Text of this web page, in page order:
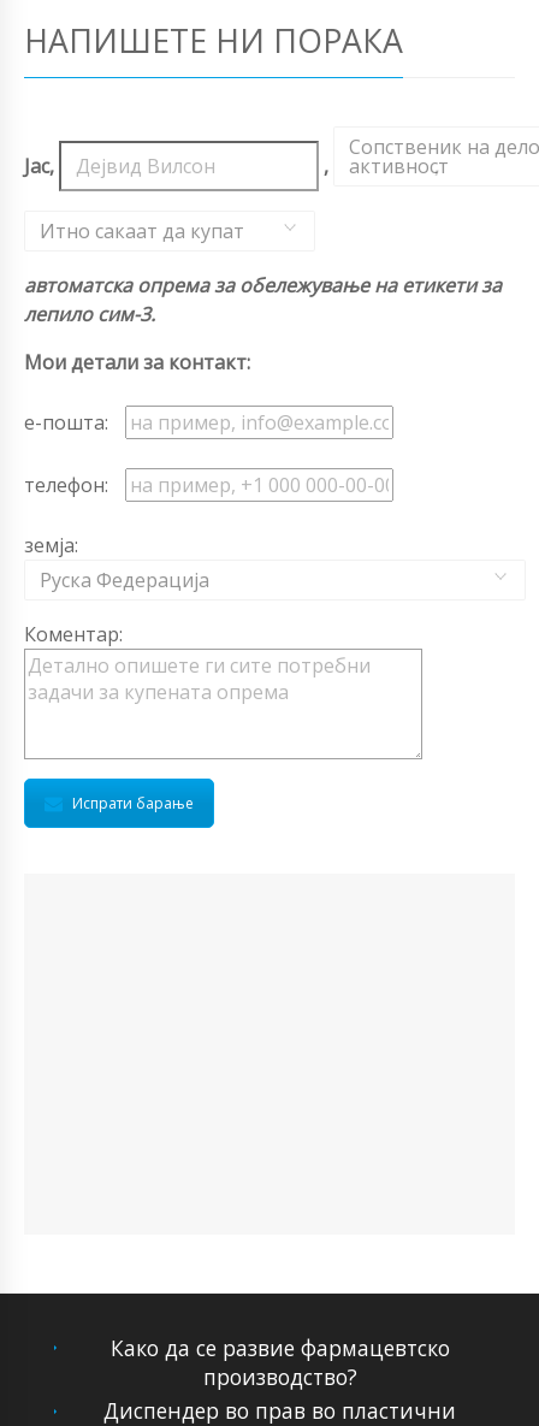
НАПИШЕТЕ НИ ПОРАКА
Јас, ,
Сопственик на
активност
,
Итно сакаат да купат
автоматска опрема за обележување на етикети за
лепило сим-3.
Мои детали за контакт:
е-пошта:
телефон:
земја:
Руска Федерација
Коментар:
Испрати барање
Како да се развие фармацевтско
производство?
Диспендер во прав во пластични